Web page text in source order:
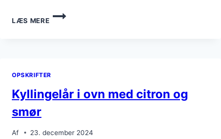
LÆS MERE
KYLLINGELÅR
I
OG
GRØNTSAGER
OPSKRIFTER
Kyllingelår i ovn med citron og
smør
Af 23. december 2024